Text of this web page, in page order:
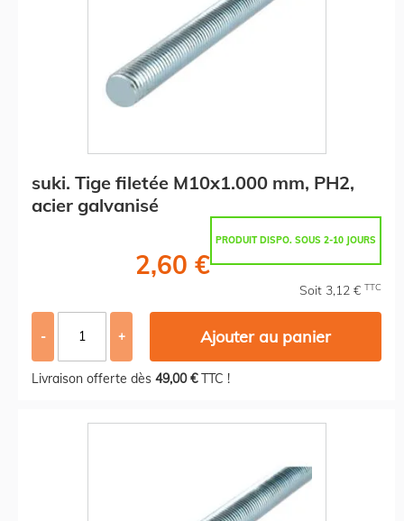
suki. Tige filetée M10x1.000 mm, PH2,
acier galvanisé
PRODUIT DISPO. SOUS 2-10 JOURS
2,60 €
Soit 3,12 € TTC
- + Ajouter au panier
Livraison offerte dès 49,00 €TTC !